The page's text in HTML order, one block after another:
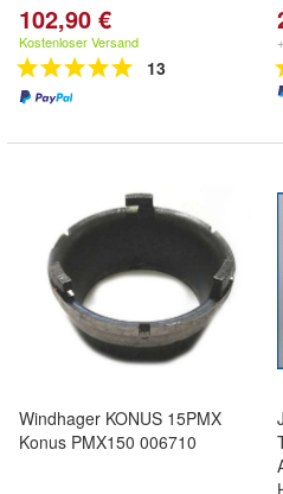
102,90 €
Kostenloser Versand
13
Windhager KONUS 15PMX
Konus PMX150 006710